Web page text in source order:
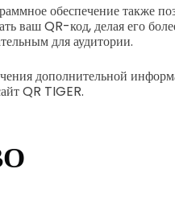
обеспечение также
ваш QR-код, делая его
для аудитории.
дополнительной
QR TIGER.